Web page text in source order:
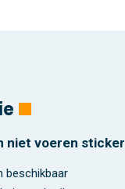
niet voeren sticker
beschikbaar